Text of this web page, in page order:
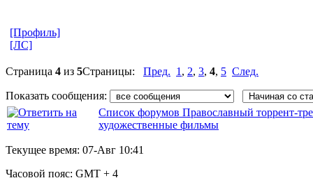
[Профиль]
[ЛС]
Страница 4 из 5Страницы: Пред. 1 , 2, 3, 4, 5 След.
Показать сообщения:
Список форумов Православный торрент-
художественные фильмы
Текущее время: 07-Авг 10:41
Часовой пояс: GMT + 4